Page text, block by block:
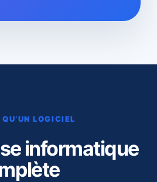
LOGICIEL
informatique